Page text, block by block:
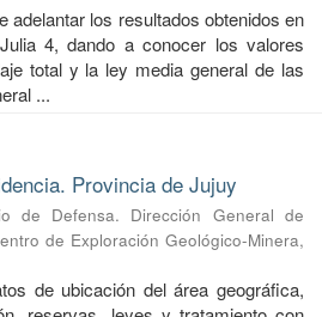
adelantar los resultados obtenidos en
4, dando a conocer los valores
total y la ley media general de las
...
Provincia de Jujuy
de Defensa. Dirección General de
de Exploración Geológico-Minera,
de ubicación del área geográfica,